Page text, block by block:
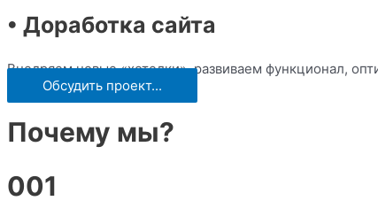
• Доработка сайта
Внедряем новые «хотелки», развиваем функционал,
Обсудить проект...
Почему мы?
001